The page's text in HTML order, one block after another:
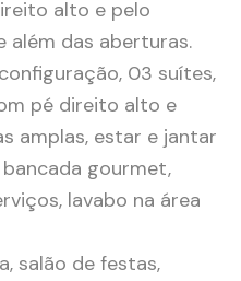
alto e pelo
além das aberturas.
03 suítes,
pé direito alto e
amplas, estar e jantar
gourmet,
lavabo na área
salão de festas,